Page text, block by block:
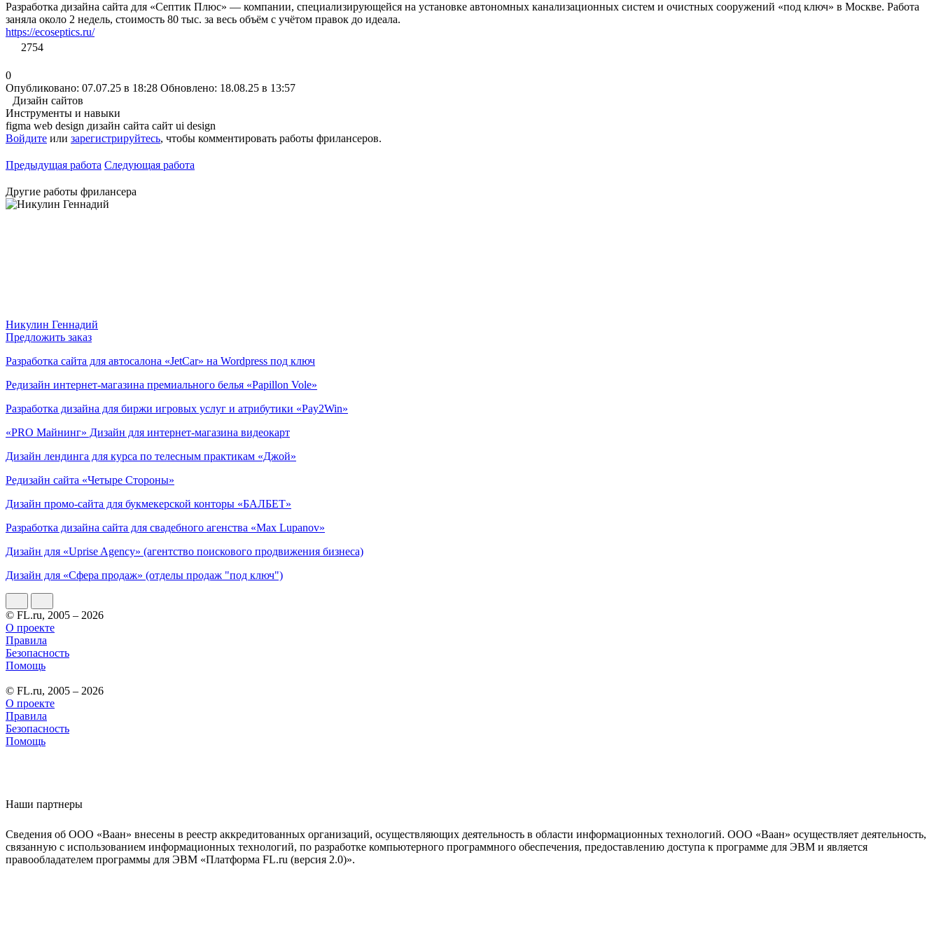
Разработка дизайна сайта для «Септик Плюс» — компании, специализирующейся на установке автономных канализационных систем и очистных сооружений «под ключ» в Москве. Работа
заняла около 2 недель, стоимость 80 тыс. за весь объём с учётом правок до идеала.
https://ecoseptics.ru/
2754
0
Опубликовано: 07.07.25 в 18:28 Обновлено: 18.08.25 в 13:57
Дизайн сайтов
Инструменты и навыки
figma web design дизайн сайта сайт ui design
Войдите или зарегистрируйтесь, чтобы комментировать работы фрилансеров.
Предыдущая работа Следующая работа
Другие работы фрилансера
Никулин Геннадий
Предложить заказ
Разработка сайта для автосалона «JetCar» на Wordpress под ключ
Редизайн интернет-магазина премиального белья «Papillon Vole»
Разработка дизайна для биржи игровых услуг и атрибутики «Pay2Win»
«PRO Майнинг» Дизайн для интернет-магазина видеокарт
Дизайн лендинга для курса по телесным практикам «Джой»
Редизайн сайта «Четыре Стороны»
Дизайн промо-сайта для букмекерской конторы «БАЛБЕТ»
Разработка дизайна сайта для свадебного агенства «Max Lupanov»
Дизайн для «Uprise Agency» (агентство поискового продвижения бизнеса)
Дизайн для «Сфера продаж» (отделы продаж "под ключ")
© FL.ru, 2005 – 2026
О проекте
Правила
Безопасность
Помощь
© FL.ru, 2005 – 2026
О проекте
Правила
Безопасность
Помощь
Наши партнеры
Сведения об ООО «Ваан» внесены в реестр аккредитованных организаций, осуществляющих деятельность в области информационных технологий. ООО «Ваан» осуществляет деятельность,
связанную с использованием информационных технологий, по разработке компьютерного программного обеспечения, предоставлению доступа к программе для ЭВМ и является
правообладателем программы для ЭВМ «Платформа FL.ru (версия 2.0)».